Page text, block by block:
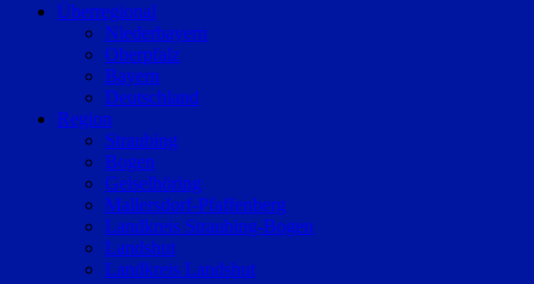
Überregional
Niederbayern
Oberpfalz
Bayern
Deutschland
Region
Straubing
Bogen
Geiselhöring
Mallersdorf-Pfaffenberg
Landkreis Straubing-Bogen
Landshut
Landkreis Landshut